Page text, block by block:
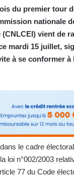
du premier tour
nationale
vient de
mardi 15 juillet,
à se conformer
le cadre
loi n°002/2003
77 du Code